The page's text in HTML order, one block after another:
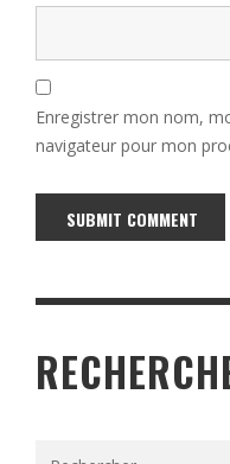
Enregistrer mon nom,
navigateur pour mon